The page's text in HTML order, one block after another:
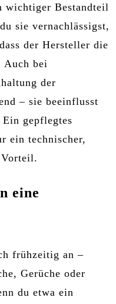
wichtiger Bestandteil
sie vernachlässigst,
der Hersteller die
Auch bei
der
– sie beeinflusst
gepflegtes
ein technischer,
eine
frühzeitig an –
Gerüche oder
du etwa ein